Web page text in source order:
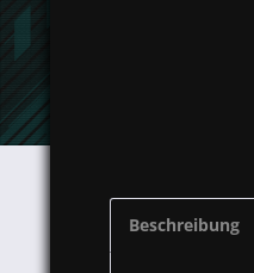
Beschreibung